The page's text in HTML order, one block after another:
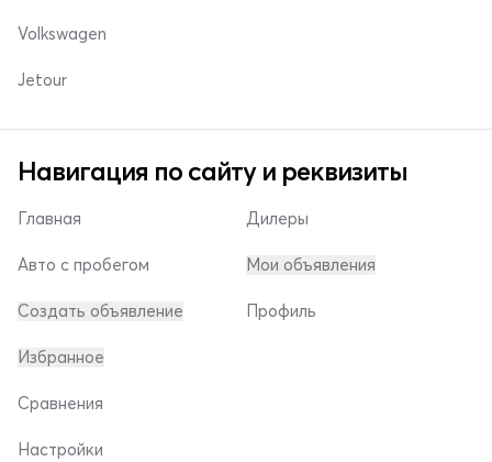
Volkswagen
Jetour
Навигация по сайту и реквизиты
Главная
Авто с пробегом
Создать объявление
Дилеры
Мои объявления
Профиль
Избранное
Сравнения
Настройки